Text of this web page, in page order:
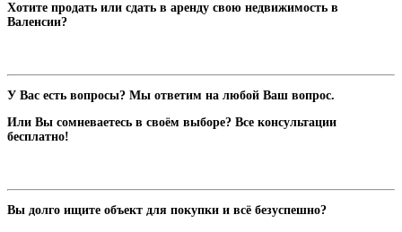
Хотите продать или сдать в аренду свою недвижимость в
Валенсии?
У Вас есть вопросы? Мы ответим на любой Ваш вопрос.
Или Вы сомневаетесь в своём выборе? Все консультации
бесплатно!
Вы долго ищите объект для покупки и всё безуспешно?